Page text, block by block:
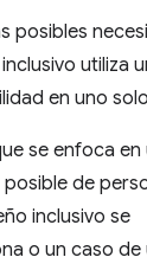
en uno
se enfoca en
de
inclusivo se
o un caso de